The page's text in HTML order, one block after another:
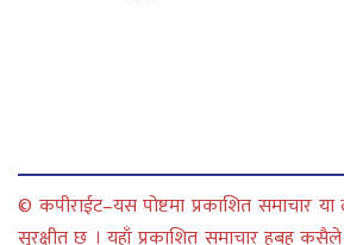
© कपीराईट–यस पोष्टमा प्रकाशित समाचार
सुरक्षीत छ । यहाँ प्रकाशित समाचार हुबहु कसैले